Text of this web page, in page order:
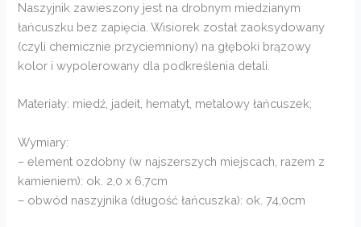
Naszyjnik zawieszony jest na drobnym miedzianym
łańcuszku bez zapięcia. Wisiorek został zaoksydowany
(czyli chemicznie przyciemniony) na głęboki brązowy
kolor i wypolerowany dla podkreślenia detali.
Materiały: miedź, jadeit, hematyt, metalowy łańcuszek;
Wymiary:
– element ozdobny (w najszerszych miejscach, razem z
kamieniem): ok. 2,0 x 6,7cm
– obwód naszyjnika (długość łańcuszka): ok. 74,0cm